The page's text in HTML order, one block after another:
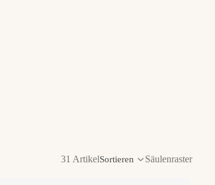
31 ArtikelSortieren Säulenraster